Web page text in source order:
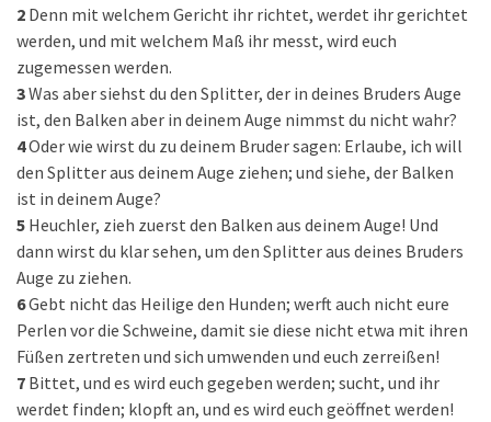
2 Denn mit welchem Gericht ihr richtet, werdet ihr gerichtet
werden, und mit welchem Maß ihr messt, wird euch
zugemessen werden.
3Was aber siehst du den Splitter, der in deines Bruders Auge
ist, den Balken aber in deinem Auge nimmst du nicht wahr?
4Oder wie wirst du zu deinem Bruder sagen: Erlaube, ich will
den Splitter aus deinem Auge ziehen; und siehe, der Balken
ist in deinem Auge?
5 Heuchler, zieh zuerst den Balken aus deinem Auge! Und
dann wirst du klar sehen, um den Splitter aus deines Bruders
Auge zu ziehen.
6Gebt nicht das Heilige den Hunden; werft auch nicht eure
Perlen vor die Schweine, damit sie diese nicht etwa mit ihren
Füßen zertreten und sich umwenden und euch zerreißen!
7 Bittet, und es wird euch gegeben werden; sucht, und ihr
werdet finden; klopft an, und es wird euch geöffnet werden!